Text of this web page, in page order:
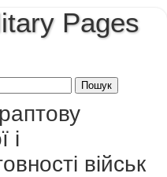
Pages
і
військ